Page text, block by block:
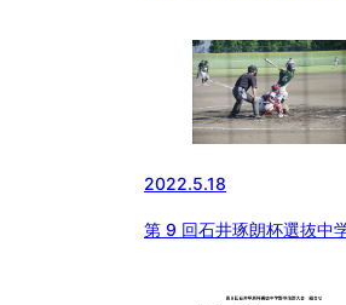
2022.5.18
第 9 回石井琢朗杯選抜中